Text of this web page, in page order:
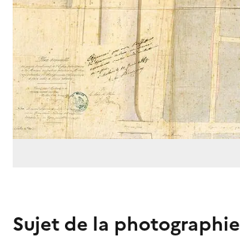
Sujet de la photographie